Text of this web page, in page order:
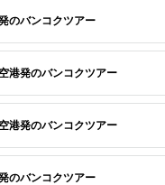
のバンコクツアー
港発のバンコクツアー
港発のバンコクツアー
のバンコクツアー